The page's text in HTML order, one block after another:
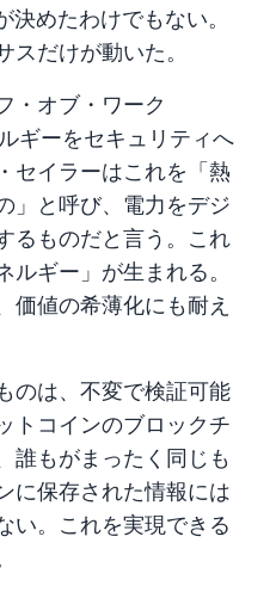
めたわけでもない。
だけが動いた。
・オブ・ワーク
ギーをセキュリティへ
セイラーはこれを「熱
」と呼び、電力をデジ
るものだと言う。これ
ギー」が生まれる。
価値の希薄化にも耐え
のは、不変で検証可能
トコインのブロックチ
誰もがまったく同じも
に保存された情報には
い。これを実現できる